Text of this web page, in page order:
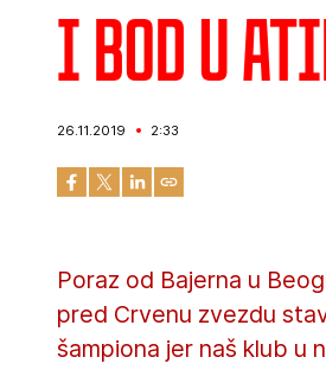
I bod u
26.11.2019 2:33
Poraz od Bajerna u
pred Crvenu zvezdu
šampiona jer naš klub u